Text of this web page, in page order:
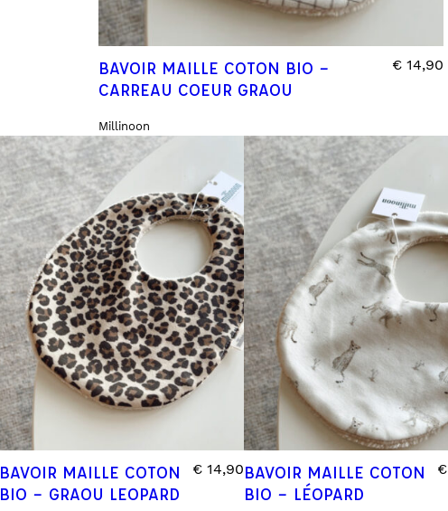
BAVOIR MAILLE COTON BIO –
CARREAU COEUR GRAOU
Millinoon
€14,90
BAVOIR MAILLE COTON
BIO – GRAOU LEOPARD
€ 14,90BAVOIR MAILLE COTON
BIO – LÉOPARD
€